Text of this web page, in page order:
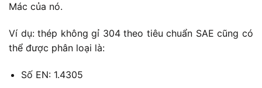
Mác của nó.
Ví dụ: thép không gỉ 304 theo tiêu chuẩn SAE cũng có
thể được phân loại là:
Số EN: 1.4305